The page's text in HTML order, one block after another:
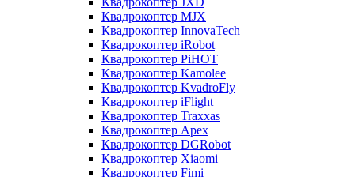
Квадрокоптер MJX
Квадрокоптер InnovaTech
Квадрокоптер iRobot
Квадрокоптер PiHOT
Квадрокоптер Kamolee
Квадрокоптер KvadroFly
Квадрокоптер iFlight
Квадрокоптер Traxxas
Квадрокоптер Apex
Квадрокоптер DGRobot
Квадрокоптер Xiaomi
Квадрокоптер Fimi